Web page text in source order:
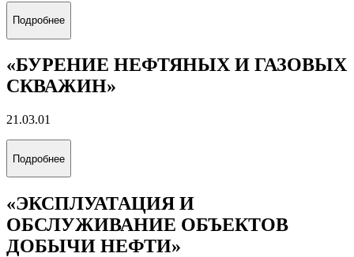
Подробнее
«БУРЕНИЕ НЕФТЯНЫХ И ГАЗОВЫХ
СКВАЖИН»
21.03.01
Подробнее
«ЭКСПЛУАТАЦИЯ И
ОБСЛУЖИВАНИЕ ОБЪЕКТОВ
ДОБЫЧИ НЕФТИ»